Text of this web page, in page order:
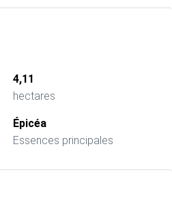
4,11
hectares
Épicéa
Essences principales